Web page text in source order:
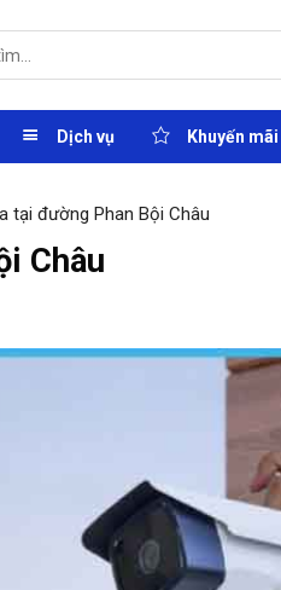
Dịch vụ Khuyến mãi
tại đường Phan Bội Châu
Châu